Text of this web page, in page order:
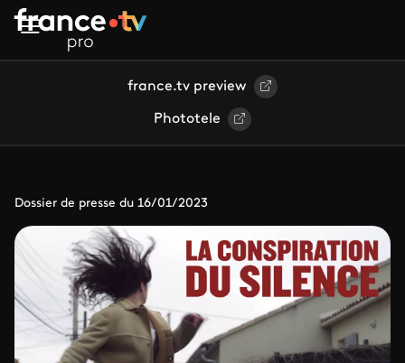
Aller au contenu principal
france.tv preview
Phototele
Dossier de presse du 16/01/2023